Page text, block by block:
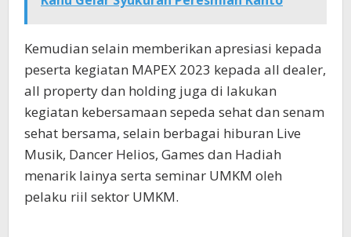
Kemudian selain memberikan apresiasi kepada
peserta kegiatan MAPEX 2023 kepada all dealer,
all property dan holding juga di lakukan
kegiatan kebersamaan sepeda sehat dan senam
sehat bersama, selain berbagai hiburan Live
Musik, Dancer Helios, Games dan Hadiah
menarik lainya serta seminar UMKM oleh
pelaku riil sektor UMKM.